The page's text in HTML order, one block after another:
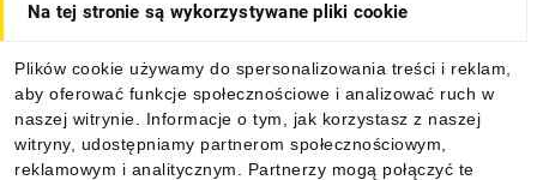
Na tej stronie są wykorzystywane pliki cookie
Plików cookie używamy do spersonalizowania treści i reklam,
aby oferować funkcje społecznościowe i analizować ruch w
naszej witrynie. Informacje o tym, jak korzystasz z naszej
witryny, udostępniamy partnerom społecznościowym,
reklamowym i analitycznym. Partnerzy mogą połączyć te
Informacje